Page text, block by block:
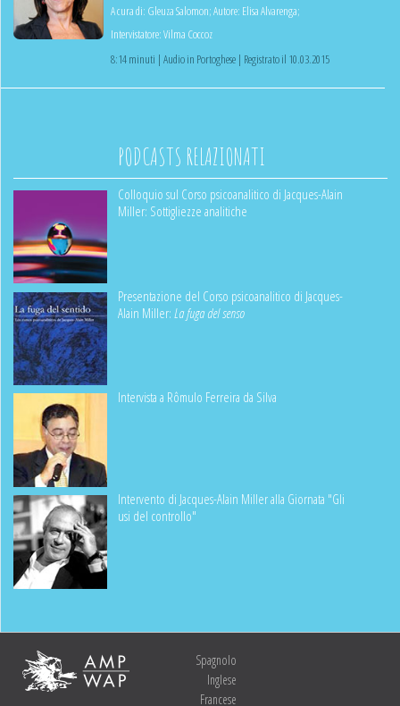
A cura di: Gleuza Salomon;Autore: Elisa Alvarenga;
Intervistatore:Vilma Coccoz
8:14 minuti | Audio in Portoghese | Registrato il 10.03.2015
PODCASTS RELAZIONATI
Colloquio sul Corso psicoanalitico di Jacques-Alain
Miller: Sottigliezze analitiche
Presentazione del Corso psicoanalitico di Jacques-
Alain Miller:La fuga del senso
Intervista a Rômulo Ferreira da Silva
Intervento di Jacques-Alain Miller alla Giornata "Gli
usi del controllo"
Spagnolo
Inglese
Francese